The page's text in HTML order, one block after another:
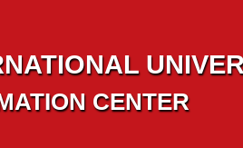
CENTER